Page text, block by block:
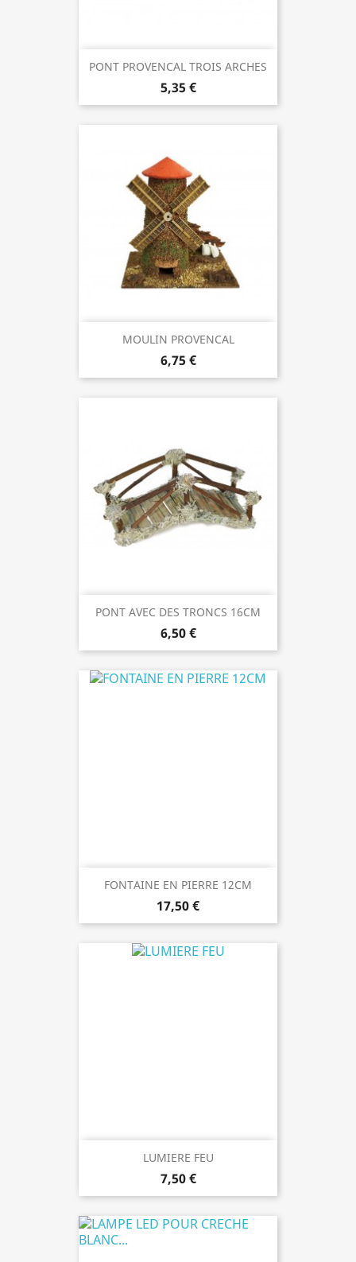
PONT PROVENCAL TROIS ARCHES
5,35 €
MOULIN PROVENCAL
6,75 €
PONT AVEC DES TRONCS 16CM
6,50 €
FONTAINE EN PIERRE 12CM
17,50 €
LUMIERE FEU
7,50 €